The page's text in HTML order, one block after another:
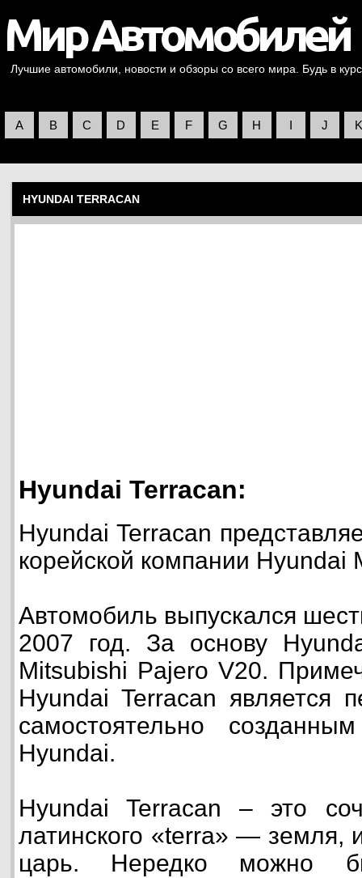
Лучшие автомобили, новости и обзоры со всего мира. Будь в
A B C D E F G H I J K
HYUNDAI TERRACAN
Hyundai Terracan:
Hyundai Terracan
корейской компании Hyundai
Автомобиль выпускался
2007 год. За основу
Mitsubishi Pajero V20.
Hyundai Terracan является
самостоятельно
Hyundai.
Hyundai Terracan – это
латинского «terra» — земля,
царь. Нередко можно